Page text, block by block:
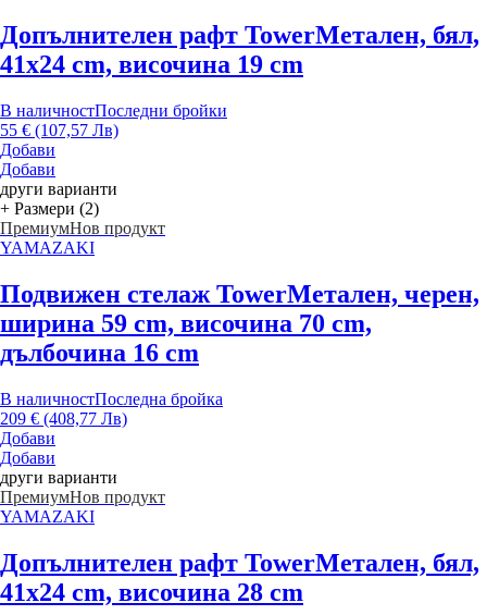
Допълнителен рафт TowerМетален, бял,
41x24 cm, височина 19 cm
В наличностПоследни бройки
55 € (107,57 Лв)
Добави
Добави
други варианти
+ Размери (2)
ПремиумНов продукт
YAMAZAKI
Подвижен стелаж TowerМетален, черен,
ширина 59 cm, височина 70 cm,
дълбочина 16 cm
В наличностПоследна бройка
209 € (408,77 Лв)
Добави
Добави
други варианти
ПремиумНов продукт
YAMAZAKI
Допълнителен рафт TowerМетален, бял,
41x24 cm, височина 28 cm